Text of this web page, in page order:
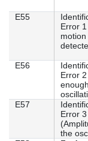
E55
Error
motion
E56
Error
enough
E57
Error 3
the